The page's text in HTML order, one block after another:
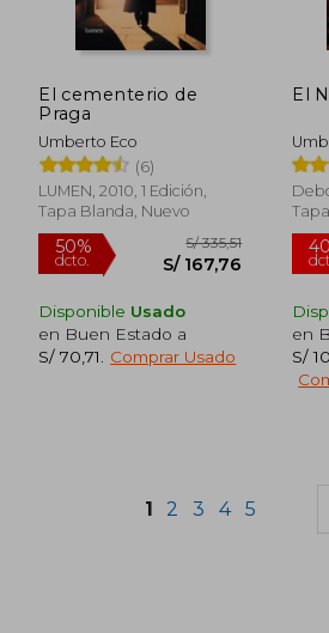
El cementerio de
Praga
Umberto Eco
(6)
LUMEN, 2010, 1 Edición,
Tapa Blanda, Nuevo
Disponible Usado
en Buen Estado a
S/ 70,71
Comprar Usado
El
en
S/
1 2 3 4 5